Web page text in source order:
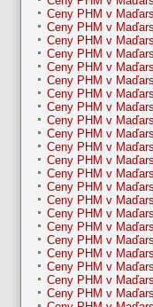
Ceny PHM v
Ceny PHM v
Ceny PHM v
Ceny PHM v
Ceny PHM v
Ceny PHM v
Ceny PHM v
Ceny PHM v
Ceny PHM v
Ceny PHM v
Ceny PHM v
Ceny PHM v
Ceny PHM v
Ceny PHM v
Ceny PHM v
Ceny PHM v
Ceny PHM v
Ceny PHM v
Ceny PHM v
Ceny PHM v
Ceny PHM v
Ceny PHM v